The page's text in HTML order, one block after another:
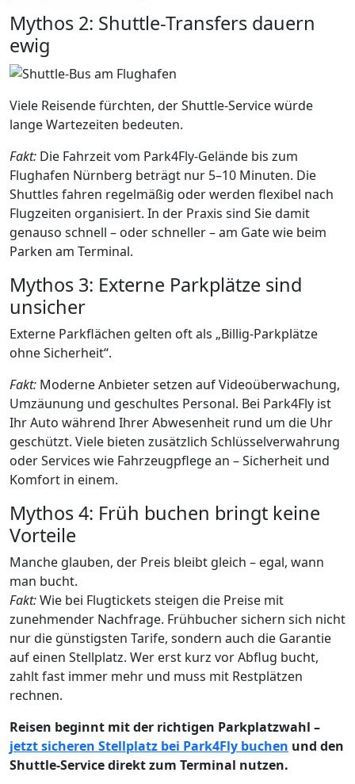
Mythos 2: Shuttle-Transfers dauern
ewig
Viele Reisende fürchten, der Shuttle-Service würde
lange Wartezeiten bedeuten.
Fakt: Die Fahrzeit vom Park4Fly-Gelände bis zum
Flughafen Nürnberg beträgt nur 5–10 Minuten. Die
Shuttles fahren regelmäßig oder werden flexibel nach
Flugzeiten organisiert. In der Praxis sind Sie damit
genauso schnell – oder schneller – am Gate wie beim
Parken am Terminal.
Mythos 3: Externe Parkplätze sind
unsicher
Externe Parkflächen gelten oft als „Billig-Parkplätze
ohne Sicherheit“.
Fakt: Moderne Anbieter setzen auf Videoüberwachung,
Umzäunung und geschultes Personal. Bei Park4Fly ist
Ihr Auto während Ihrer Abwesenheit rund um die Uhr
geschützt. Viele bieten zusätzlich Schlüsselverwahrung
oder Services wie Fahrzeugpflege an – Sicherheit und
Komfort in einem.
Mythos 4: Früh buchen bringt keine
Vorteile
Manche glauben, der Preis bleibt gleich – egal, wann
man bucht.
Fakt:Wie bei Flugtickets steigen die Preise mit
zunehmender Nachfrage. Frühbucher sichern sich nicht
nur die günstigsten Tarife, sondern auch die Garantie
auf einen Stellplatz. Wer erst kurz vor Abflug bucht,
zahlt fast immer mehr und muss mit Restplätzen
rechnen.
Reisen beginnt mit der richtigen Parkplatzwahl –
jetzt sicheren Stellplatz bei Park4Fly buchen und den
Shuttle-Service direkt zum Terminal nutzen.